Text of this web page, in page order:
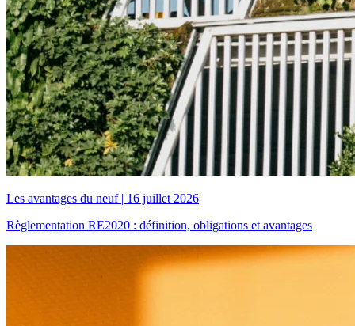
Les avantages du neuf| 16 juillet 2026
Règlementation RE2020 : définition, obligations et avantages